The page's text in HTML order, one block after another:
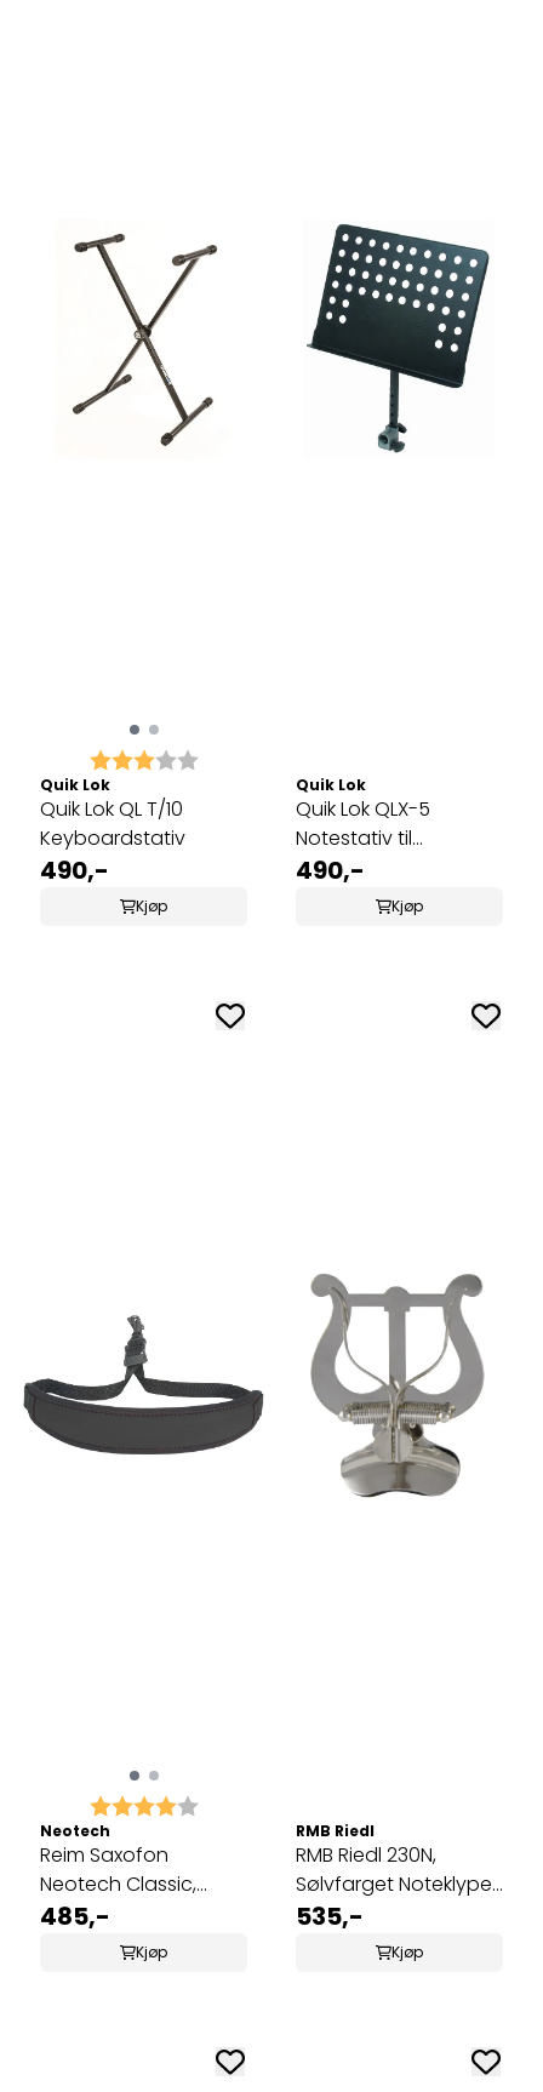
Karakter: 3.0 av 5 mulige
Quik Lok
Quik Lok QL T/10
Keyboardstativ
490,-
Kjøp
Quik Lok
Quik Lok QLX-5
Notestativ til
keyboard-stativ
490,-
Kjøp
Karakter: 4.0 av 5 mulige
Neotech
Reim Saxofon
Neotech Classic,
Regular
485,-
Kjøp
RMB Riedl
RMB Riedl 230N,
Sølvfarget Noteklype
til Trompet/Kornett
535,-
Kjøp